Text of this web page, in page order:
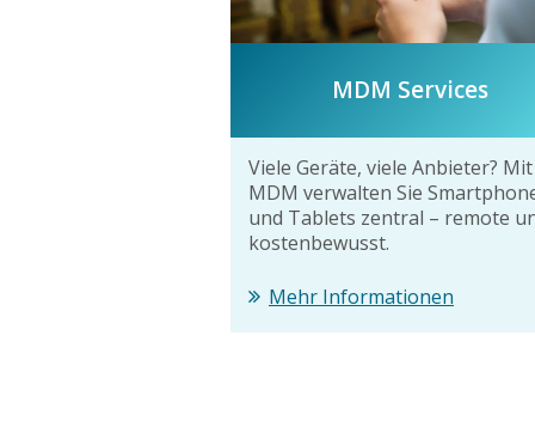
MDM Services
Viele Geräte, viele Anbieter? Mit
MDM verwalten Sie
und Tablets zentral – remote
kostenbewusst.
Mehr Informationen